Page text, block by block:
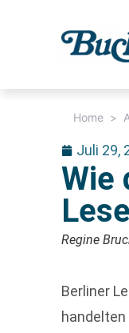
Home >
Juli 29,
Wie
Regine
Berliner
handelten